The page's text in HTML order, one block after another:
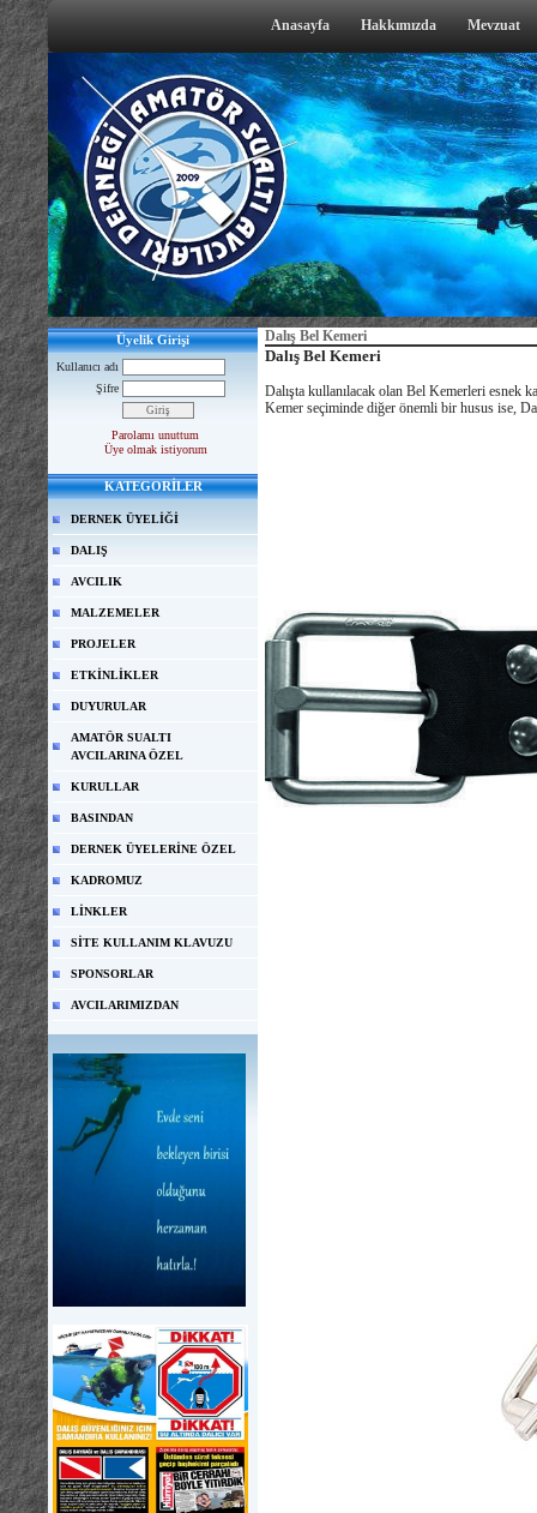
Anasayfa Hakkımızda Mevzuat
Üyelik Girişi
Kullanıcı adı
Şifre
Parolamı unuttum
Üye olmak istiyorum
KATEGORİLER
DERNEK ÜYELİĞİ
DALIŞ
AVCILIK
MALZEMELER
PROJELER
ETKİNLİKLER
DUYURULAR
AMATÖR SUALTI
AVCILARINA ÖZEL
KURULLAR
BASINDAN
DERNEK ÜYELERİNE ÖZEL
KADROMUZ
LİNKLER
SİTE KULLANIM KLAVUZU
SPONSORLAR
AVCILARIMIZDAN
Dalış Bel Kemeri
Dalış Bel Kemeri
Dalışta kullanılacak olan Bel Kemerleri esnek
Kemer seçiminde diğer önemli bir husus ise,